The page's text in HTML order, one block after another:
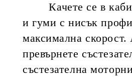
Качете се в
и гуми с нисък
максимална скорост.
превърнете
състезателна